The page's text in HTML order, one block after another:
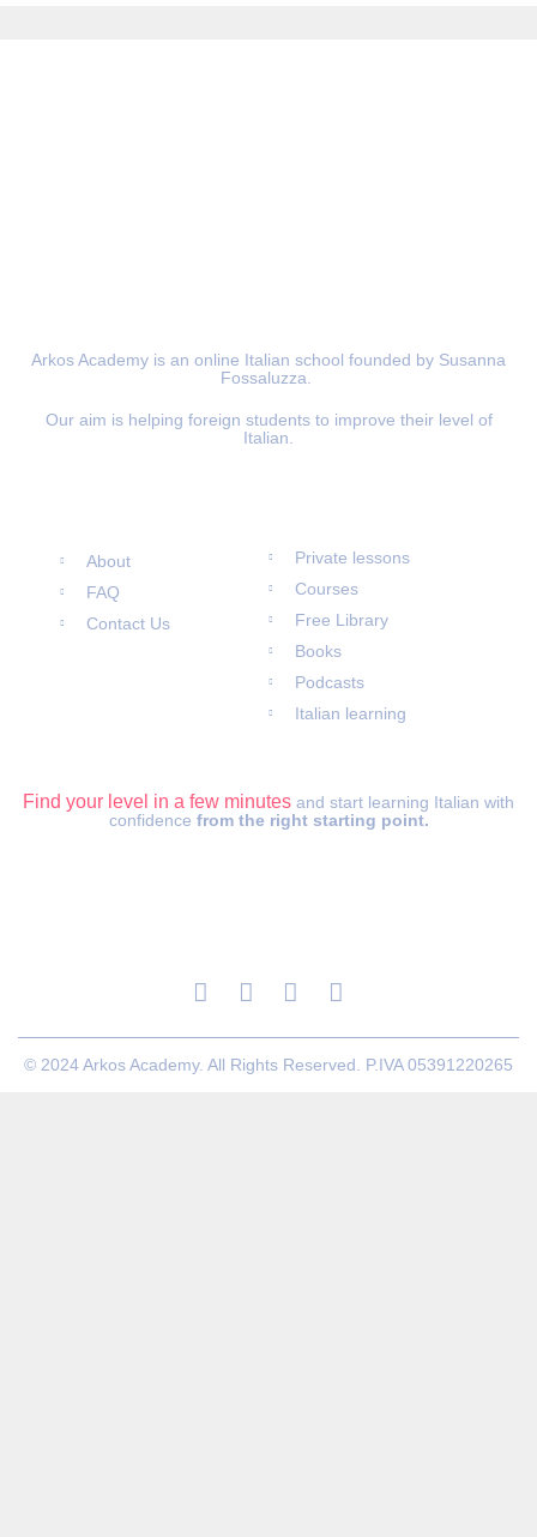
Arkos Academy is an online Italian school founded by Susanna
Fossaluzza.
Our aim is helping foreign students to improve their level of
Italian.
About
FAQ
Contact Us
Private lessons
Courses
Free Library
Books
Podcasts
Italian learning
Find your level in a few minutes and start learning Italian with
confidence from the right starting point.
© 2024 Arkos Academy. All Rights Reserved. P.IVA 05391220265